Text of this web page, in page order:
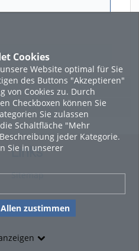
Cookies
Website optimal für Sie
des Buttons "Akzeptieren"
von Cookies zu. Durch
Checkboxen können Sie
Sie zulassen
Schaltfläche "Mehr
jeder Kategorie.
Sie in unserer
Allen zustimmen
MEHR
Links
Sitemap